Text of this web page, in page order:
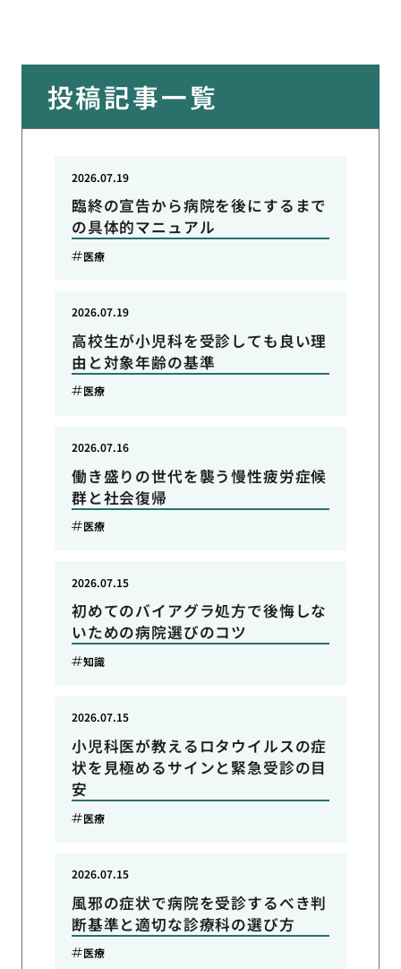
投稿記事一覧
臨終の宣告から病院を後にするまで
の具体的マニュアル
2026.07.19
医療
高校生が小児科を受診しても良い理
由と対象年齢の基準
2026.07.19
医療
働き盛りの世代を襲う慢性疲労症候
群と社会復帰
2026.07.16
医療
初めてのバイアグラ処方で後悔しな
いための病院選びのコツ
2026.07.15
知識
小児科医が教えるロタウイルスの症
状を見極めるサインと緊急受診の目
安
2026.07.15
医療
風邪の症状で病院を受診するべき判
断基準と適切な診療科の選び方
2026.07.15
医療